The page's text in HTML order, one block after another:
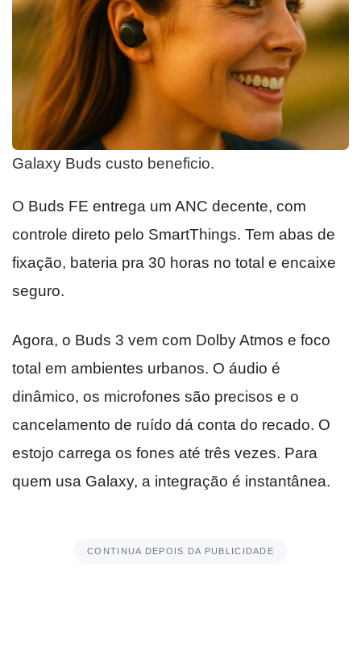
Galaxy Buds custo beneficio.
O Buds FE entrega um ANC decente, com
controle direto pelo SmartThings. Tem abas de
fixação, bateria pra 30 horas no total e encaixe
seguro.
Agora, o Buds 3 vem com Dolby Atmos e foco
total em ambientes urbanos. O áudio é
dinâmico, os microfones são precisos e o
cancelamento de ruído dá conta do recado. O
estojo carrega os fones até três vezes. Para
quem usa Galaxy, a integração é instantânea.
CONTINUA DEPOIS DA PUBLICIDADE